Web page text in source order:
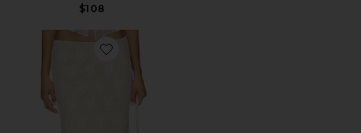
$108
Favorite KAROLINA MAXI スカート